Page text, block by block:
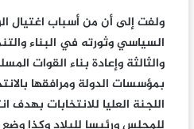
ولفت إلى أن من أسباب اغتيال
السياسي وثورته في البناء
والثالثة وإعادة بناء القوات
بمؤسسات الدولة ومرافقها
اللجنة العليا للانتخابات